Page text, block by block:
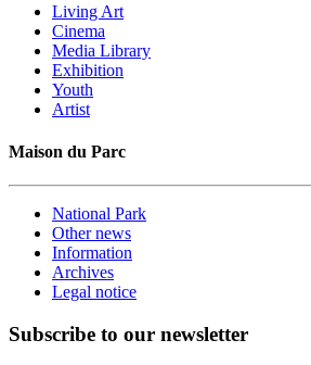
Living Art
Cinema
Media Library
Exhibition
Youth
Artist
Maison du Parc
National Park
Other news
Information
Archives
Legal notice
Subscribe to our newsletter